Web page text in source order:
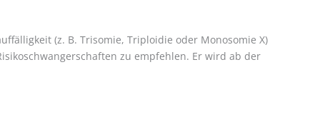
(z. B. Trisomie, Triploidie oder Monosomie X)
zu empfehlen. Er wird ab der